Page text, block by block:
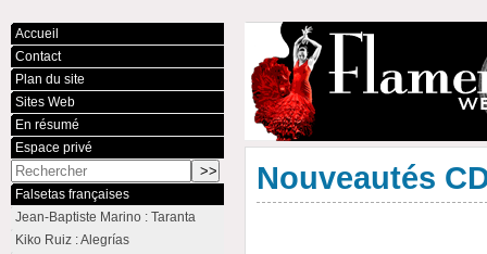
Nouveautés
Accueil
Contact
Plan du site
Sites Web
En résumé
Espace privé
Falsetas françaises
Jean-Baptiste Marino : Taranta
Kiko Ruiz : Alegrías